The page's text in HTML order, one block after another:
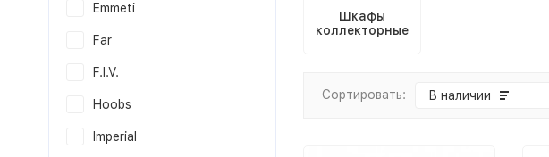
Шкафы
коллекторные
Сортировать: В наличии
Emmeti
Far
F.I.V.
Hoobs
Imperial